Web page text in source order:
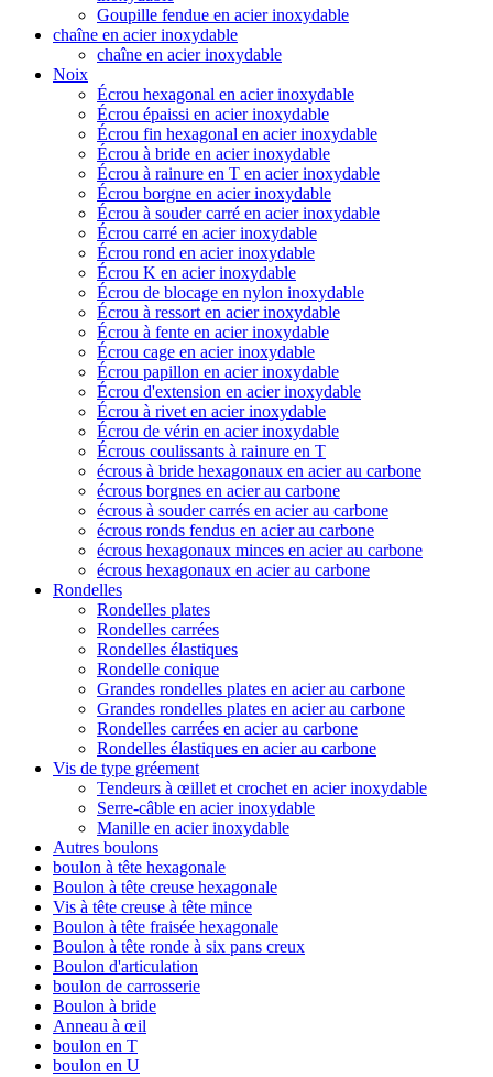
Goupille fendue en acier inoxydable
chaîne en acier inoxydable
chaîne en acier inoxydable
Noix
Écrou hexagonal en acier inoxydable
Écrou épaissi en acier inoxydable
Écrou fin hexagonal en acier inoxydable
Écrou à bride en acier inoxydable
Écrou à rainure en T en acier inoxydable
Écrou borgne en acier inoxydable
Écrou à souder carré en acier inoxydable
Écrou carré en acier inoxydable
Écrou rond en acier inoxydable
Écrou K en acier inoxydable
Écrou de blocage en nylon inoxydable
Écrou à ressort en acier inoxydable
Écrou à fente en acier inoxydable
Écrou cage en acier inoxydable
Écrou papillon en acier inoxydable
Écrou d'extension en acier inoxydable
Écrou à rivet en acier inoxydable
Écrou de vérin en acier inoxydable
Écrous coulissants à rainure en T
écrous à bride hexagonaux en acier au carbone
écrous borgnes en acier au carbone
écrous à souder carrés en acier au carbone
écrous ronds fendus en acier au carbone
écrous hexagonaux minces en acier au carbone
écrous hexagonaux en acier au carbone
Rondelles
Rondelles plates
Rondelles carrées
Rondelles élastiques
Rondelle conique
Grandes rondelles plates en acier au carbone
Grandes rondelles plates en acier au carbone
Rondelles carrées en acier au carbone
Rondelles élastiques en acier au carbone
Vis de type gréement
Tendeurs à œillet et crochet en acier inoxydable
Serre-câble en acier inoxydable
Manille en acier inoxydable
Autres boulons
boulon à tête hexagonale
Boulon à tête creuse hexagonale
Vis à tête creuse à tête mince
Boulon à tête fraisée hexagonale
Boulon à tête ronde à six pans creux
Boulon d'articulation
boulon de carrosserie
Boulon à bride
Anneau à œil
boulon en T
boulon en U